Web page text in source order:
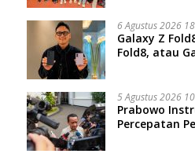
Masyarakat
6 Agustus 2026
Galaxy Z
Fold8, atau
5 Agustus 2026
Prabowo
Percepatan